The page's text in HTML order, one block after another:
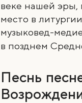
веке нашей эры,
место в
музыковед-
в позднем
Песнь